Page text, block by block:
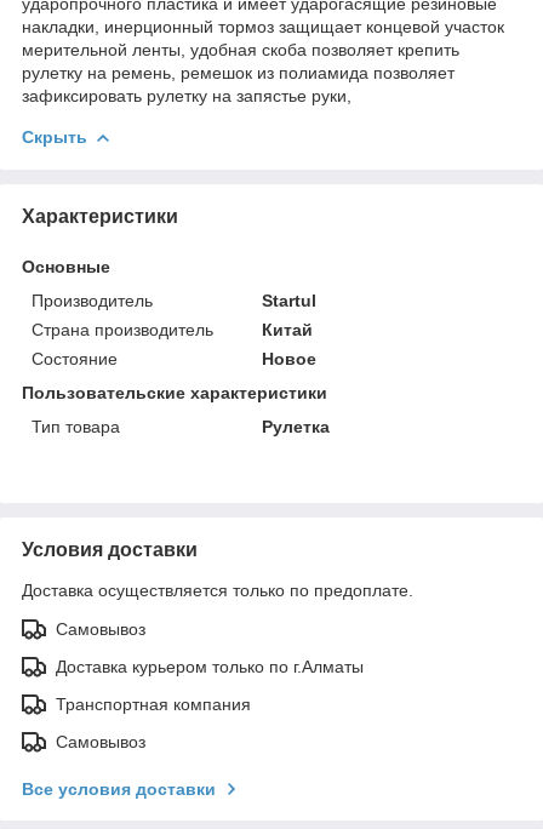
накладки, инерционный тормоз защищает концевой участок
мерительной ленты, удобная скоба позволяет крепить
рулетку на ремень, ремешок из полиамида позволяет
зафиксировать рулетку на запястье руки,
Скрыть
Характеристики
Основные
Производитель
Startul
Страна производитель
Китай
Состояние
Новое
Пользовательские характеристики
Тип товара
Рулетка
Условия доставки
Доставка осуществляется только по предоплате.
Самовывоз
Доставка курьером только по г.Алматы
Транспортная компания
Самовывоз
Все условия доставки